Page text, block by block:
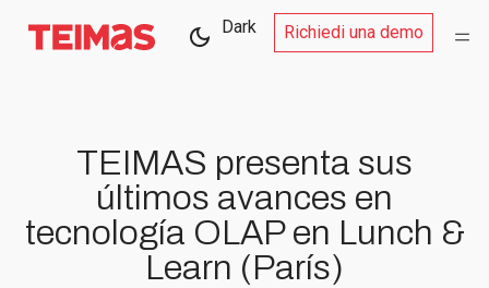
Richiedi una demo
Dark
TEIMAS presenta sus
últimos avances en
tecnología OLAP en Lunch &
Learn (París)